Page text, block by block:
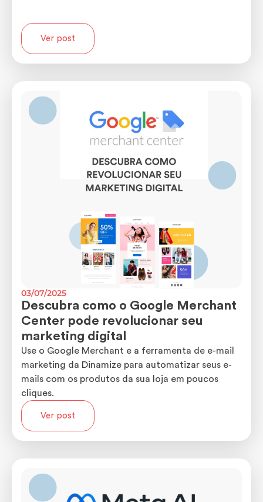
Ver post
03/07/2025
Descubra como o Google Merchant
Center pode revolucionar seu
marketing digital
Use o Google Merchant e a ferramenta de e-mail
marketing da Dinamize para automatizar seus e-
mails com os produtos da sua loja em poucos
cliques.
Ver post